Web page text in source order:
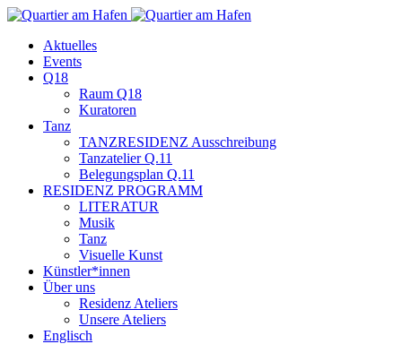
Aktuelles
Events
Q18
Raum Q18
Kuratoren
Tanz
TANZRESIDENZ Ausschreibung
Tanzatelier Q.11
Belegungsplan Q.11
RESIDENZ PROGRAMM
LITERATUR
Musik
Tanz
Visuelle Kunst
Künstler*innen
Über uns
Residenz Ateliers
Unsere Ateliers
Englisch